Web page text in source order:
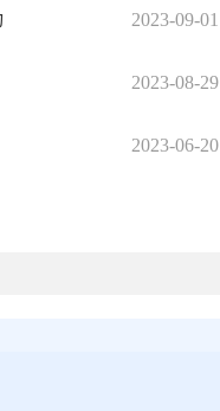
2023-09-01
2023-08-29
2023-06-20